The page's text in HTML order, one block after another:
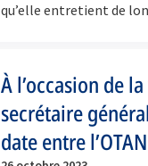
qu’elle entretient de
À l’occasion de
secrétaire
date entre